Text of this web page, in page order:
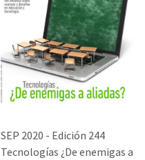
SEP 2020 - Edición 244
Tecnologías ¿De enemigas a